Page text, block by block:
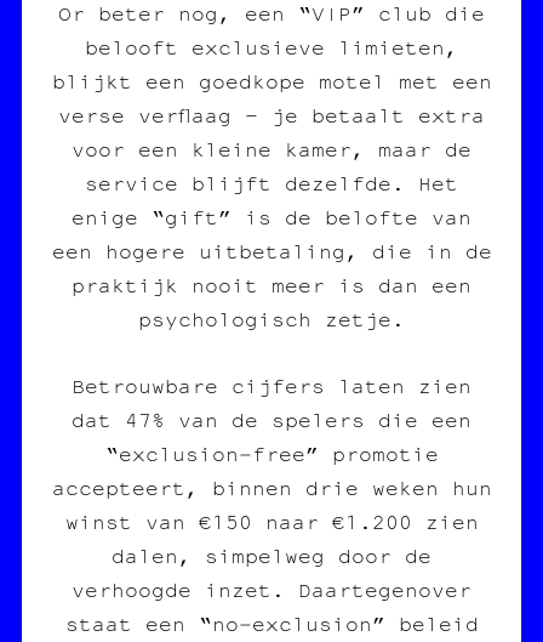
Or beter nog, een “VIP” club die
belooft exclusieve limieten,
blijkt een goedkope motel met een
verse verflaag – je betaalt extra
voor een kleine kamer, maar de
service blijft dezelfde. Het
enige “gift” is de belofte van
een hogere uitbetaling, die in de
praktijk nooit meer is dan een
psychologisch zetje.
Betrouwbare cijfers laten zien
dat 47% van de spelers die een
“exclusion‑free” promotie
accepteert, binnen drie weken hun
winst van €150 naar €1.200 zien
dalen, simpelweg door de
verhoogde inzet. Daartegenover
staat een “no‑exclusion” beleid